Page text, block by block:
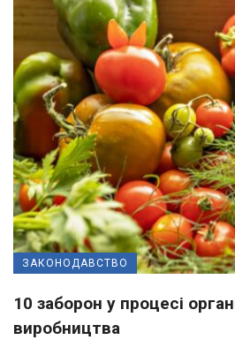
ЗАКОНОДАВСТВО
10 заборон у процесі
виробництва